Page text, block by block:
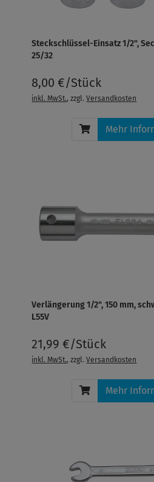
Steckschlüssel-Einsatz 1/2",
25/32
8,00 €/Stück
inkl. MwSt., zzgl.Versandkosten
Mehr
Verlängerung 1/2", 150 mm,
L55V
21,99 €/Stück
inkl. MwSt., zzgl.Versandkosten
Mehr